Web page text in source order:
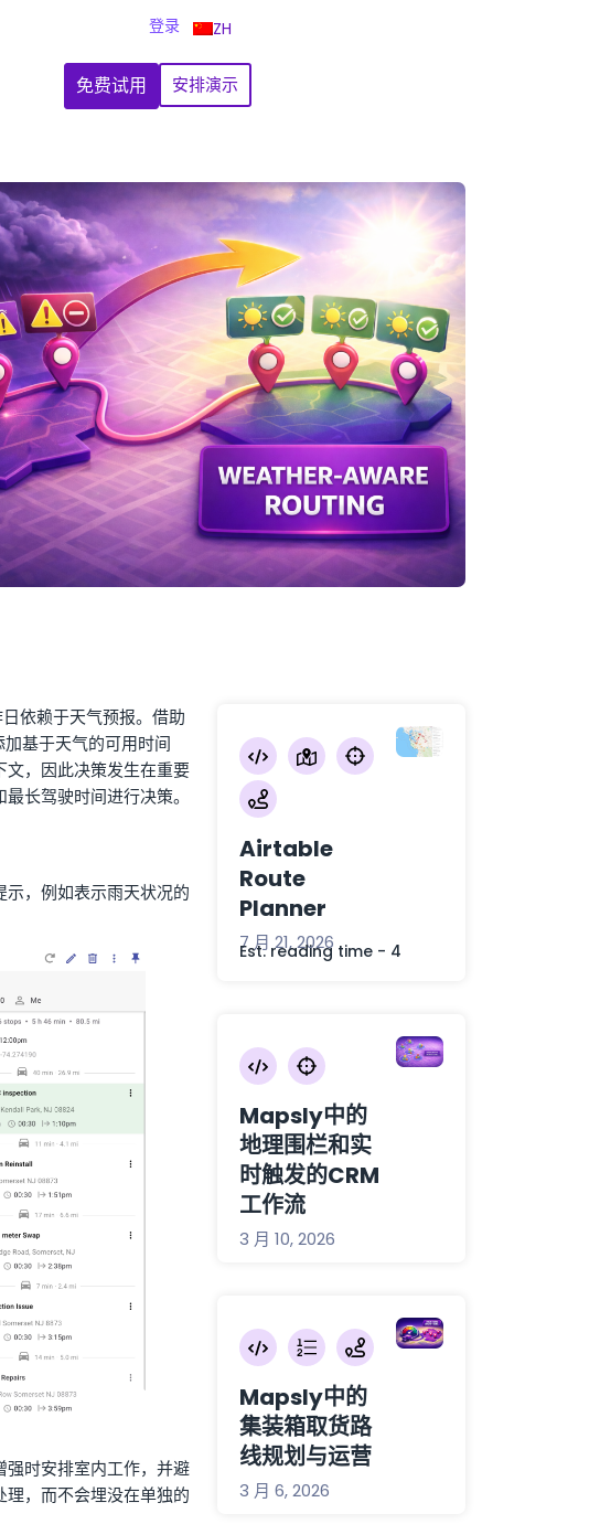
登录 ZH
免费试用 安排演示
依赖于天气预报。借助
基于天气的可用时间
，因此决策发生在重要
长驾驶时间进行决策。
，例如表示雨天状况的
时安排室内工作，并避
，而不会埋没在单独的
Airtable
Route
Planner
7 月 21, 2026
Est. reading time - 4
Mapsly中的
地理围栏和实
时触发的CRM
工作流
3 月 10, 2026
Mapsly中的
集装箱取货路
线规划与运营
3 月 6, 2026